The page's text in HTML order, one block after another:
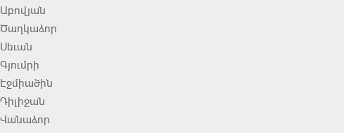
Աբովյան
Ծաղկաձոր
Սեւան
Գյումրի
Էջմիածին
Դիլիջան
Վանաձոր